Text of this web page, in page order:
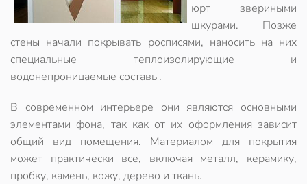
юрт звериными
шкурами. Позже
стены начали покрывать росписями, наносить на них
специальные теплоизолирующие и
водонепроницаемые составы.
В современном интерьере они являются основными
элементами фона, так как от их оформления зависит
общий вид помещения. Материалом для покрытия
может практически все, включая металл, керамику,
пробку, камень, кожу, дерево и ткань.